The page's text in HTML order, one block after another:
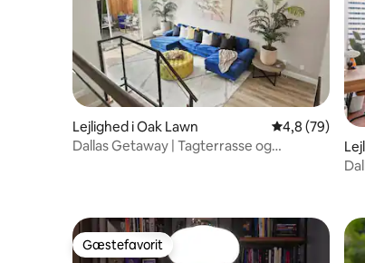
Lejlighed i Oak Lawn 4,8 ud af 5 i
4,8 (79)
Dallas Getaway | Tagterrasse og
Gæstefavorit
Gæstefavorit